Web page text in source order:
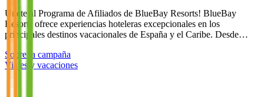
Únete al Programa de Afiliados de BlueBay Resorts! BlueBay
Resorts ofrece experiencias hoteleras excepcionales en los
principales destinos vacacionales de España y el Caribe. Desde…
Sobre la campaña
Viajes y vacaciones